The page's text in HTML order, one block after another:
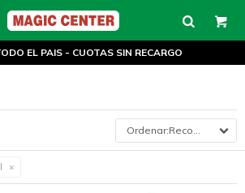
EL PAIS - CUOTAS SIN RECARGO
Recomendados